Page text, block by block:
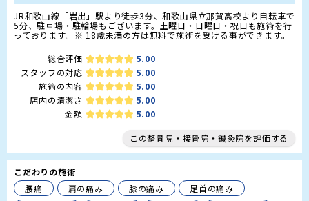
JR和歌山線「岩出」駅より徒歩3分、和歌山県立那賀高校より自転車で
5分、駐車場・駐輪場もございます。土曜日・日曜日・祝日も施術を行
っております。※ 18歳未満の方は無料で施術を受ける事ができます。
総合評価
5.00
スタッフの対応
5.00
施術の内容
5.00
店内の清潔さ
5.00
金額
5.00
この整骨院・接骨院・鍼灸院を評価する
こだわりの施術
腰痛
肩の痛み 膝の痛み
足首の痛み